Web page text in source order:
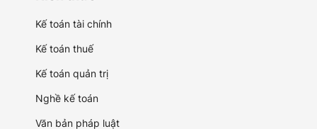
Kế toán tài chính
Kế toán thuế
Kế toán quản trị
Nghề kế toán
Văn bản pháp luật